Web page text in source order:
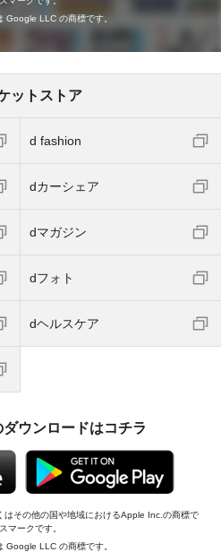
LLC の商標です。
ットストア
d fashion
dカーシェア
dマガジン
dフォト
dヘルスケア
ウンロードはコチラ
その他の国や地域におけるApple Inc.の商標で
マークです。
LLC の商標です。